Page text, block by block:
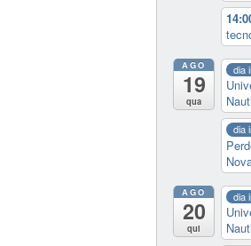
AGO
19
qua
dia
dia
AGO
20
qui
dia